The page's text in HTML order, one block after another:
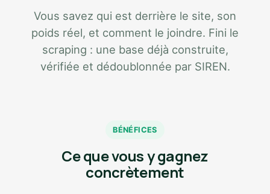
Vous savez qui est derrière le site, son
poids réel, et comment le joindre. Fini le
scraping : une base déjà construite,
vérifiée et dédoublonnée par SIREN.
BÉNÉFICES
Ce que vous y gagnez
concrètement